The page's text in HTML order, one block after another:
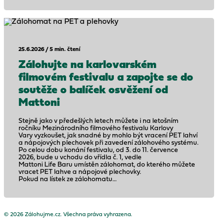
25.6.2026 / 5 min. čtení
Zálohujte na karlovarském
filmovém festivalu a zapojte se do
soutěže o balíček osvěžení od
Mattoni
Stejně jako v předešlých letech můžete i na letošním
ročníku Mezinárodního filmového festivalu Karlovy
Vary vyzkoušet, jak snadné by mohlo být vracení PET lahví
a nápojových plechovek při zavedení zálohového systému.
Po celou dobu konání festivalu, od 3. do 11. července
2026, bude u vchodu do vřídla č. 1, vedle
Mattoni Life Baru umístěn zálohomat, do kterého můžete
vracet PET lahve a nápojové plechovky.
Pokud na lístek ze zálohomatu…
© 2026 Zálohujme.cz. Všechna práva vyhrazena.